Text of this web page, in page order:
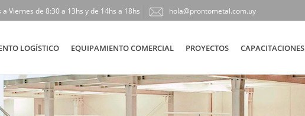
a Viernes de 8:30 a 13hs y de 14hs a 18hs hola@prontometal.com.uy
LOGÍSTICO EQUIPAMIENTO COMERCIAL PROYECTOS CAPACITACIONES